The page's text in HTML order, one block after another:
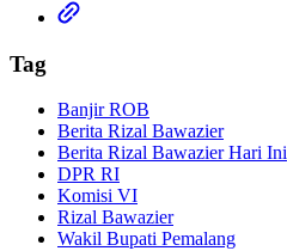
Tag
Banjir ROB
Berita Rizal Bawazier
Berita Rizal Bawazier Hari Ini
DPR RI
Komisi VI
Rizal Bawazier
Wakil Bupati Pemalang